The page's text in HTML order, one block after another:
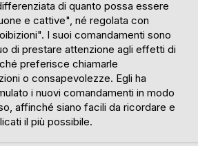
di quanto possa essere
e cattive", né regolata con
I suoi comandamenti sono
di prestare attenzione agli effetti di
preferisce chiamarle
o consapevolezze. Egli ha
i nuovi comandamenti in modo
affinché siano facili da ricordare e
il più possibile.